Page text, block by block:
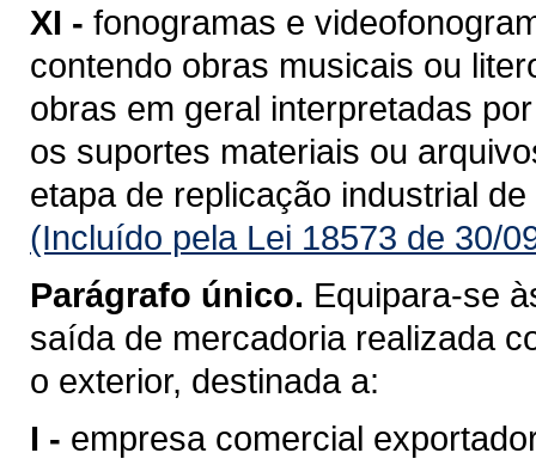
XI - fonogramas e
contendo obras musicais ou
obras em geral interpretadas
os suportes materiais ou
etapa de replicação industrial
(Incluído pela Lei 18573 de 30/
Parágrafo único. Equipara-se
saída de mercadoria realizada
o exterior, destinada a:
I - empresa comercial